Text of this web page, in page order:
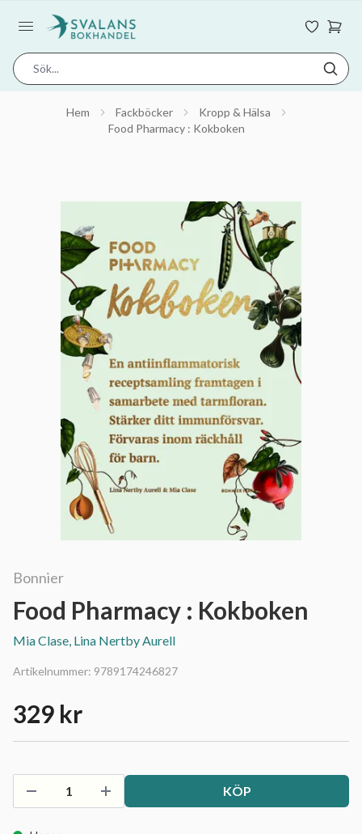
Hem Fackböcker
Kropp & Hälsa
Food Pharmacy : Kokboken
Bonnier
Food Pharmacy : Kokboken
Mia Clase, Lina Nertby Aurell
Artikelnummer: 9789174246827
329 kr
KÖP